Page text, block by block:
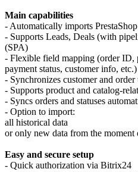
Main capabilities
- Automatically imports
- Supports Leads, Deals (with
(SPA)
- Flexible field mapping (order ID,
payment status, customer info, etc.)
- Synchronizes customer and
- Supports product and catalog-
- Syncs orders and statuses
- Option to import:
all historical data
or only new data from the moment
Easy and secure setup
- Quick authorization via Bitrix24